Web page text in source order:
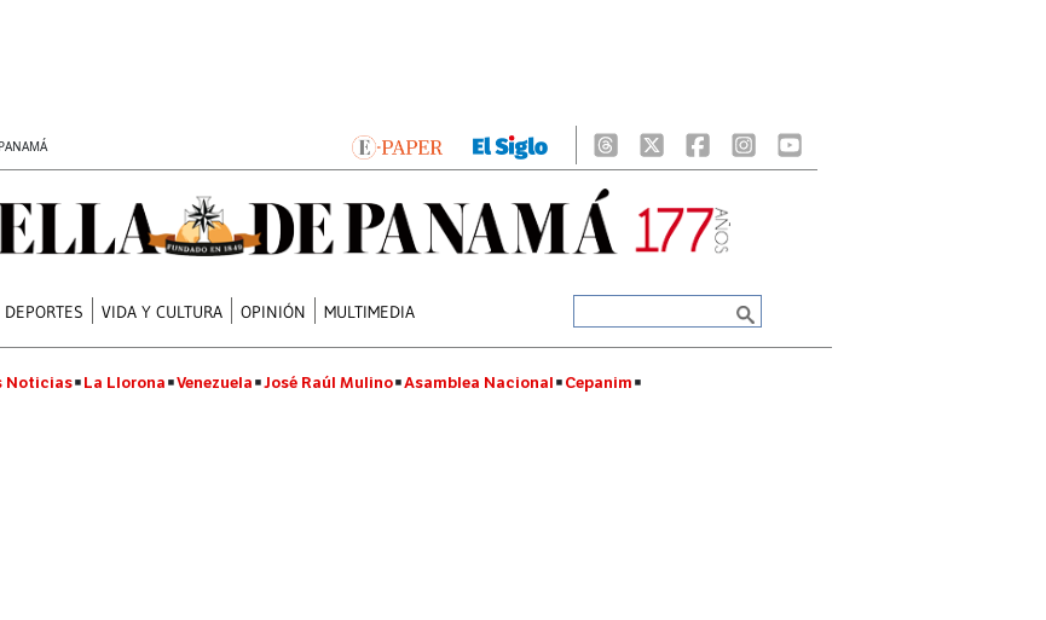
DEPORTES VIDA Y CULTURA OPINIÓN MULTIMEDIA
Noticias La Llorona Venezuela José Raúl Mulino Asamblea Nacional Cepanim